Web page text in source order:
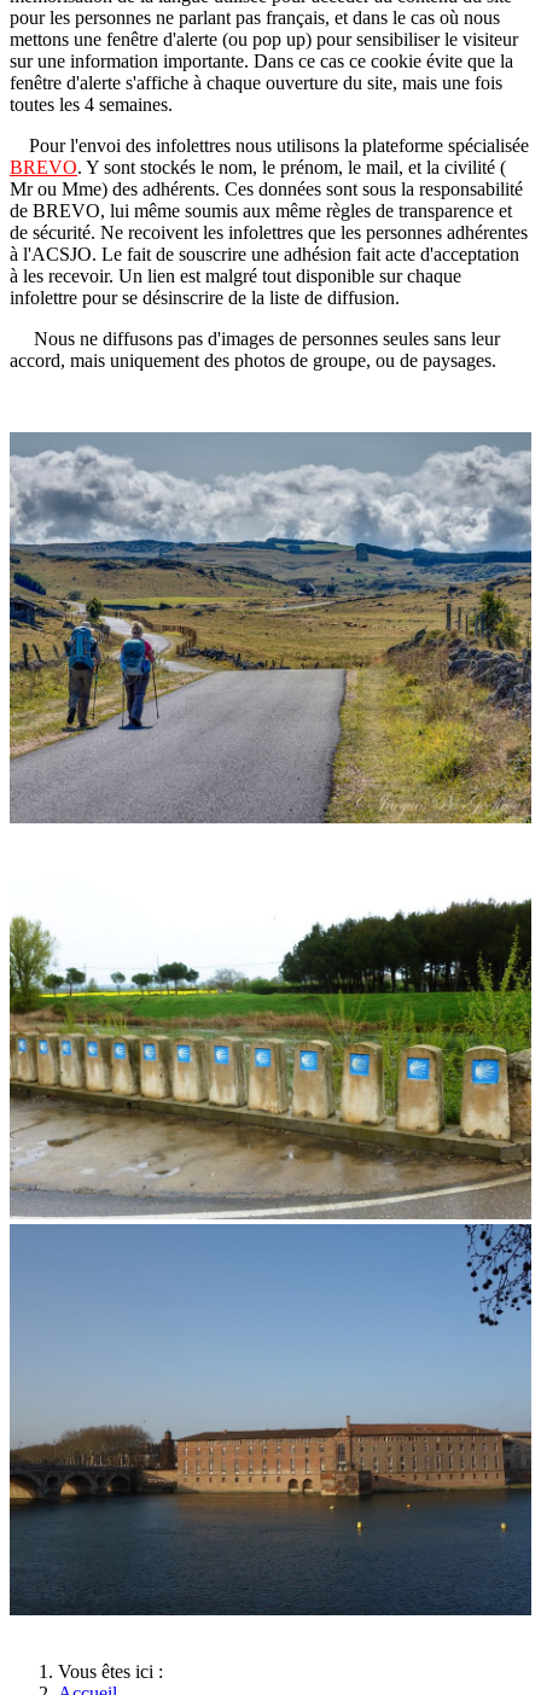
pour les personnes ne parlant pas français, et dans le cas où nous
mettons une fenêtre d'alerte (ou pop up) pour sensibiliser le visiteur
sur une information importante. Dans ce cas ce cookie évite que la
fenêtre d'alerte s'affiche à chaque ouverture du site, mais une fois
toutes les 4 semaines.
Pour l'envoi des infolettres nous utilisons la plateforme spécialisée
BREVO. Y sont stockés le nom, le prénom, le mail, et la civilité (
Mr ou Mme) des adhérents. Ces données sont sous la responsabilité
de BREVO, lui même soumis aux même règles de transparence et
de sécurité. Ne recoivent les infolettres que les personnes adhérentes
à l'ACSJO. Le fait de souscrire une adhésion fait acte d'acceptation
à les recevoir. Un lien est malgré tout disponible sur chaque
infolettre pour se désinscrire de la liste de diffusion.
Nous ne diffusons pas d'images de personnes seules sans leur
accord, mais uniquement des photos de groupe, ou de paysages.
Vous êtes ici :